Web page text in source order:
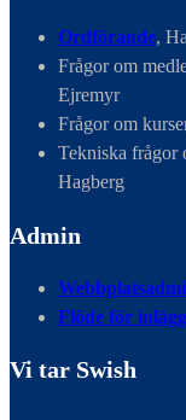
Ordförande,
Frågor om
Ejremyr
Frågor om
Tekniska frågor
Hagberg
Admin
Flöde för inlägg
Vi tar Swish